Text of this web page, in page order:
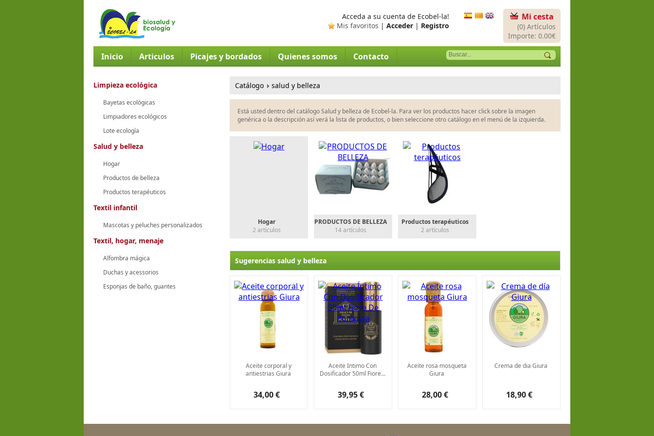
Mi cesta
(0) Artículos
Importe: 0.00€
Acceda a su cuenta de Ecobel-la!
Mis favoritos | Acceder | Registro
Inicio Articulos Picajes y bordados Quienes somos Contacto
Limpieza ecológica
Bayetas ecológicas
Limpiadores ecológicos
Lote ecología
Salud y belleza
Hogar
Productos de belleza
Productos terapéuticos
Textil infantil
Mascotas y peluches personalizados
Textil, hogar, menaje
Alfombra mágica
Duchas y acessorios
Esponjas de baño, guantes
Catálogo salud y belleza
Está usted dentro del catálogo Salud y belleza de Ecobel-la. Para ver los productos hacer click sobre la imagen
genérica o la descripción así verá la lista de productos, o bien seleccione otro catálogo en el menú de la izquierda.
Hogar
2 artículos
PRODUCTOS DE BELLEZA
14 artículos
Productos terapéuticos
2 artículos
Sugerencias salud y belleza
Aceite corporal y
antiestrias Giura
34,00 €
Aceite Intimo Con
Dosificador 50ml Fiore...
39,95 €
Aceite rosa mosqueta
Giura
28,00 €
Crema de dia Giura
18,90 €